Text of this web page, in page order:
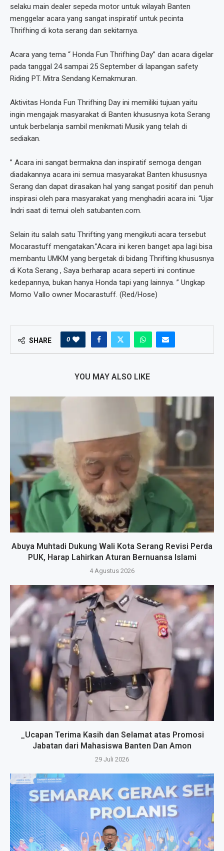
selaku main dealer sepeda motor untuk wilayah Banten
menggelar acara yang sangat inspiratif untuk pecinta
Thrifhing di kota serang dan sekitarnya.
Acara yang tema “ Honda Fun Thrifhing Day” dan acara digelar
pada tanggal 24 sampai 25 September di lapangan safety
Riding PT. Mitra Sendang Kemakmuran.
Aktivitas Honda Fun Thrifhing Day ini memiliki tujuan yaitu
ingin mengajak masyarakat di Banten khususnya kota Serang
untuk berbelanja sambil menikmati Musik yang telah di
sediakan.
” Acara ini sangat bermakna dan inspiratif semoga dengan
diadakannya acara ini semua masyarakat Banten khususnya
Serang dan dapat dirasakan hal yang sangat positif dan penuh
inspirasi oleh para masyarakat yang menghadiri acara ini. “Ujar
Indri saat di temui oleh satubanten.com.
Selain itu salah satu Thrifting yang mengikuti acara tersebut
Mocarastuff mengatakan.”Acara ini keren banget apa lagi bisa
membantu UMKM yang bergetak di bidang Thrifting khususnya
di Kota Serang , Saya berharap acara seperti ini continue
kedepannya, bukan hanya Honda tapi yang lainnya. ” Ungkap
Momo Vallo owner Mocarastuff. (Red/Hose)
SHARE 0
YOU MAY ALSO LIKE
Abuya Muhtadi Dukung Wali Kota Serang Revisi Perda
PUK, Harap Lahirkan Aturan Bernuansa Islami
4 Agustus 2026
_Ucapan Terima Kasih dan Selamat atas Promosi
Jabatan dari Mahasiswa Banten Dan Amon
29 Juli 2026